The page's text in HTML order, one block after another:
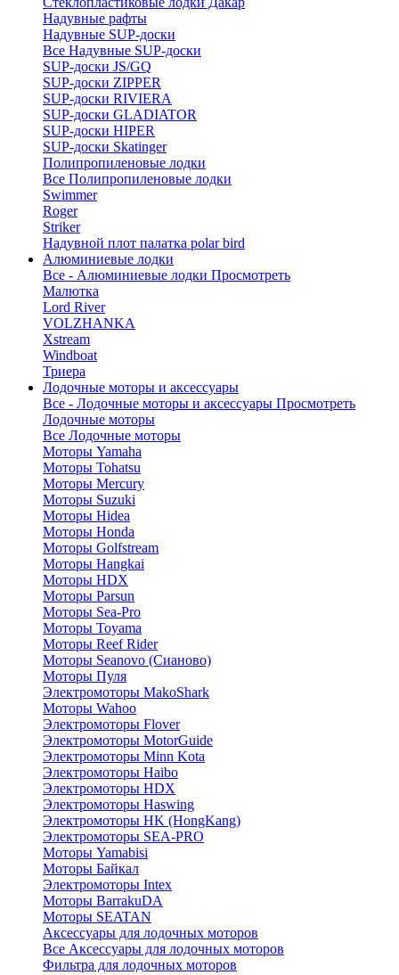
Надувные рафты
Надувные SUP-доски
Все Надувные SUP-доски
SUP-доски JS/GQ
SUP-доски ZIPPER
SUP-доски RIVIERA
SUP-доски GLADIATOR
SUP-доски HIPER
SUP-доски Skatinger
Полипропиленовые лодки
Все Полипропиленовые лодки
Swimmer
Roger
Striker
Надувной плот палатка polar bird
Алюминиевые лодки
Все - Алюминиевые лодки Просмотреть
Малютка
Lord River
VOLZHANKA
Xstream
Windboat
Триера
Лодочные моторы и аксессуары
Все - Лодочные моторы и аксессуары Просмотреть
Лодочные моторы
Все Лодочные моторы
Моторы Yamaha
Моторы Tohatsu
Моторы Mercury
Моторы Suzuki
Моторы Hidea
Моторы Honda
Моторы Golfstream
Моторы Hangkai
Моторы HDX
Моторы Parsun
Моторы Sea-Pro
Моторы Toyama
Моторы Reef Rider
Моторы Seanovo (Сианово)
Моторы Пуля
Электромоторы MakoShark
Моторы Wahoo
Электромоторы Flover
Электромоторы MotorGuide
Электромоторы Minn Kota
Электромоторы Haibo
Электромоторы HDX
Электромоторы Haswing
Электромоторы HK (HongKang)
Электромоторы SEA-PRO
Моторы Yamabisi
Моторы Байкал
Электромоторы Intex
Моторы BarrakuDA
Моторы SEATAN
Аксессуары для лодочных моторов
Все Аксессуары для лодочных моторов
Фильтра для лодочных моторов